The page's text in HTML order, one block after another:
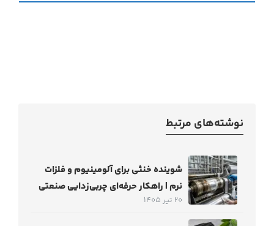
نوشته‌های مرتبط
شوینده خنثی برای آلومینیوم و فلزات
نرم | راهکار حرفه‌ای چربی‌زدایی صنعتی
20 تیر 1405